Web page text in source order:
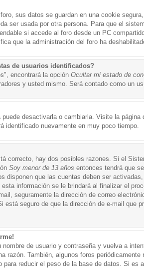
sus datos se guardan en una cookie
ser usada por otra persona. Para que el
si accede al foro desde un PC
que la administración del foro ha
de usuarios identificados?
encontrará la opción Ocultar mi estado de
y usted mismo. Será contado como un
desactivarla o cambiarla. Visite la página
identificado nuevamente en muy poco tiempo.
correcto, hay dos posibles razones. Si el
Soy menor de 13 años entonces tendrá que
disponen que las cuentas deben ser
información se le brindará al finalizar el
seguramente la dirección de correo
seguro de que la dirección de e-mail que
de usuario y contraseña y vuelva a
razón. También, algunos foros periódicamente
reducir el peso de la base de datos. Si es